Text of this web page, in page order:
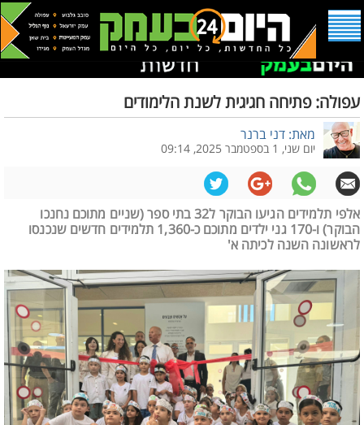
עפולה: פתיחה חגיגית לשנת הלימודים
מאת: דני ברנר
יום שני, 1 בספטמבר 2025, 09:14
אלפי תלמידים הגיעו הבוקר ל32 בתי ספר (שניים מתוכם נחנכו
הבוקר) ו-170 גני ילדים מתוכם כ-1,360 תלמידים חדשים שנכנסו
לראשונה השנה לכיתה א'